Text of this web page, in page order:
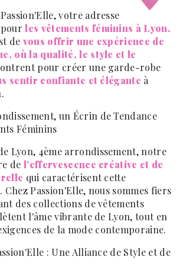
votre adresse
pourles vêtements féminins à Lyon.
de vous offrir une expérience de
où la qualité, le style et le
pour créer une garde-robe
sentir confiante et élégante à
un Écrin de Tendance
Féminins
Lyon, 4ème arrondissement, notre
de l'effervescence créative et de
qui caractérisent cette
Passion'Elle, nous sommes fiers
des collections de vêtements
l'âme vibrante de Lyon, tout en
de la mode contemporaine.
: Une Alliance de Style et de